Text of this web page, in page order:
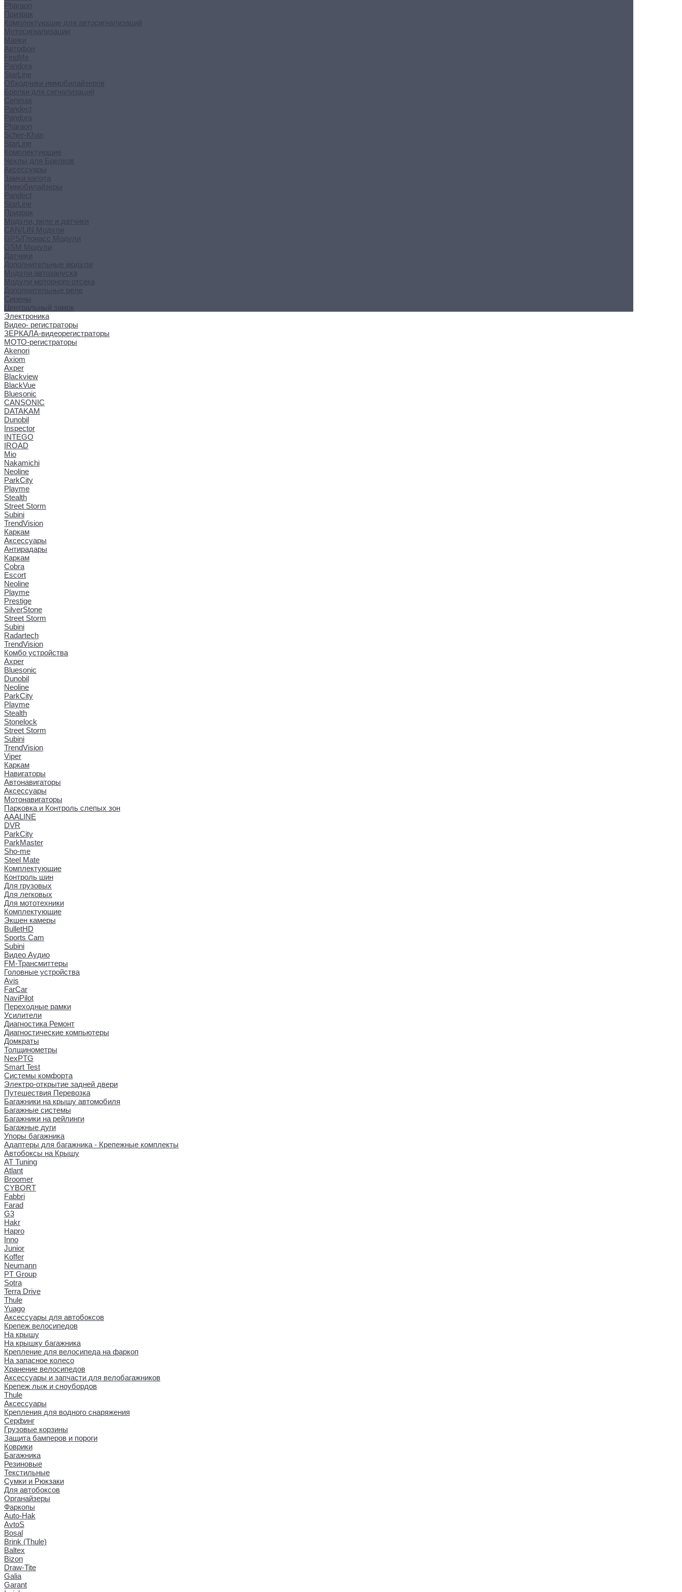
Pharaon
Призрак
Комплектующие для автосигнализаций
Мотосигнализации
Маяки
Автофон
FindMe
Pandora
StarLine
Обходчики иммобилайзеров
Брелки для сигнализаций
Cenmax
Pandect
Pandora
Pharaon
Scher-Khan
StarLine
Комплектующие
Чехлы для Брелков
Аксессуары
Замки капота
Иммобилайзеры
Pandect
StarLine
Призрак
Модули, реле и датчики
CAN/LIN Модули
GPS/Глонасс Модули
GSM Модули
Датчики
Дополнительные модули
Модули автозапуска
Модули моторного отсека
Дополнительные реле
Сирены
Центральный замок
Электроника
Видео- регистраторы
ЗЕРКАЛА-видеорегистраторы
МОТО-регистраторы
Akenori
Axiom
Axper
Blackview
BlackVue
Bluesonic
CANSONIC
DATAKAM
Dunobil
Inspector
INTEGO
IROAD
Mio
Nakamichi
Neoline
ParkCity
Playme
Stealth
Street Storm
Subini
TrendVision
Каркам
Аксессуары
Антирадары
Каркам
Cobra
Escort
Neoline
Playme
Prestige
SilverStone
Street Storm
Subini
Radartech
TrendVision
Комбо устройства
Axper
Bluesonic
Dunobil
Neoline
ParkCity
Playme
Stealth
Stonelock
Street Storm
Subini
TrendVision
Viper
Каркам
Навигаторы
Автонавигаторы
Аксессуары
Мотонавигаторы
Парковка и Контроль слепых зон
AAALINE
DVR
ParkCity
ParkMaster
Sho-me
Steel Mate
Комплектующие
Контроль шин
Для грузовых
Для легковых
Для мототехники
Комплектующие
Экшен камеры
BulletHD
Sports Cam
Subini
Видео Аудио
FM-Трансмиттеры
Головные устройства
Avis
FarCar
NaviPilot
Переходные рамки
Усилители
Диагностика Ремонт
Диагностические компьютеры
Домкраты
Толщинометры
NexPTG
Smart Test
Системы комфорта
Электро-открытие задней двери
Путешествия Перевозка
Багажники на крышу автомобиля
Багажные системы
Багажники на рейлинги
Багажные дуги
Упоры багажника
Адаптеры для багажника - Крепежные комплекты
Автобоксы на Крышу
AT Tuning
Atlant
Broomer
CYBORT
Fabbri
Farad
G3
Hakr
Hapro
Inno
Junior
Koffer
Neumann
PT Group
Sotra
Terra Drive
Thule
Yuago
Аксессуары для автобоксов
Крепеж велосипедов
На крышу
На крышку багажника
Крепление для велосипеда на фаркоп
На запасное колесо
Хранение велосипедов
Аксессуары и запчасти для велобагажников
Крепеж лыж и сноубордов
Thule
Аксессуары
Крепления для водного снаряжения
Серфинг
Грузовые корзины
Защита бамперов и пороги
Коврики
Багажника
Резиновые
Текстильные
Сумки и Рюкзаки
Для автобоксов
Органайзеры
Фаркопы
Auto-Hak
AvtoS
Bosal
Brink (Thule)
Baltex
Bizon
Draw-Tite
Galia
Garant